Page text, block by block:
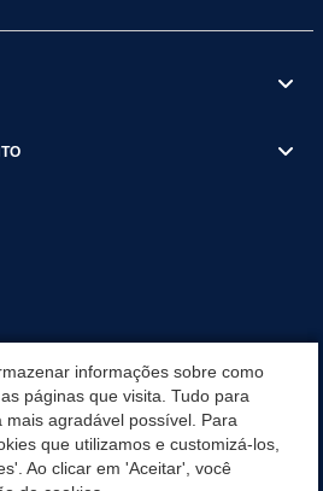
informações sobre como
páginas que visita. Tudo para
agradável possível. Para
que utilizamos e customizá-los,
Ao clicar em 'Aceitar', você